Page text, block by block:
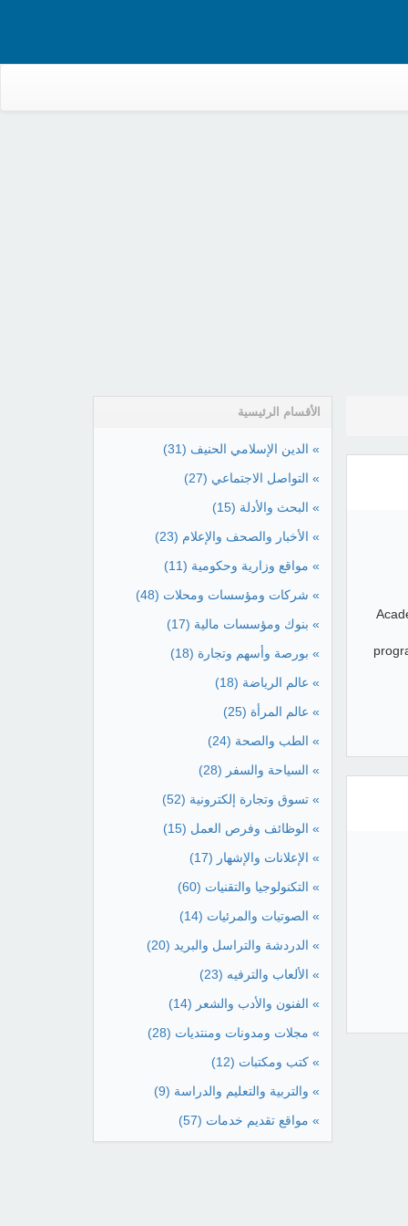
الأقسام الرئيسية
» الدين الإسلامي الحنيف (31)
» التواصل الاجتماعي (27)
» البحث والأدلة (15)
» الأخبار والصحف والإعلام (23)
» مواقع وزارية وحكومية (11)
» شركات ومؤسسات ومحلات (48)
» بنوك ومؤسسات مالية (17)
» بورصة وأسهم وتجارة (18)
» عالم الرياضة (18)
» عالم المرأة (25)
» الطب والصحة (24)
» السياحة والسفر (28)
» تسوق وتجارة إلكترونية (52)
» الوظائف وفرص العمل (15)
» الإعلانات والإشهار (17)
» التكنولوجيا والتقنيات (60)
» الصوتيات والمرئيات (14)
» الدردشة والتراسل والبريد (20)
» الألعاب والترفيه (23)
» الفنون والأدب والشعر (14)
» مجلات ومدونات ومنتديات (28)
» كتب ومكتبات (12)
» والتربية والتعليم والدراسة (9)
» مواقع تقديم خدمات (57)